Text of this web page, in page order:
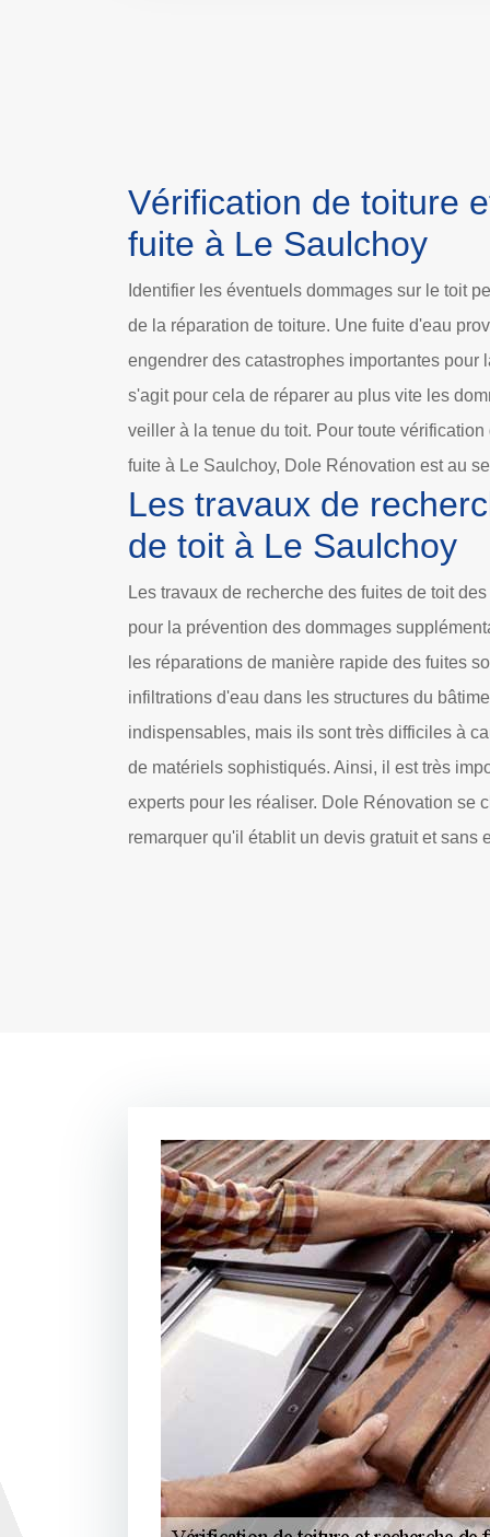
Vérification de toiture
fuite à Le Saulchoy
Identifier les éventuels dommages sur le toit
de la réparation de toiture. Une fuite d'eau
engendrer des catastrophes importantes pour
s'agit pour cela de réparer au plus vite les
veiller à la tenue du toit. Pour toute
fuite à Le Saulchoy, Dole Rénovation est au
Les travaux de
de toit à Le Saulchoy
Les travaux de recherche des fuites de toit
pour la prévention des dommages
les réparations de manière rapide des fuites
infiltrations d'eau dans les structures du
indispensables, mais ils sont très difficiles à
de matériels sophistiqués. Ainsi, il est très
experts pour les réaliser. Dole Rénovation se
remarquer qu'il établit un devis gratuit et sans